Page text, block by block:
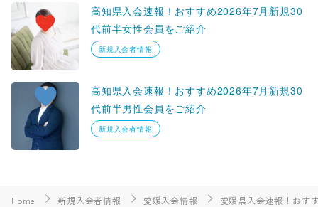
高知県入会速報！おすすめ2026年7月新規30
代前半女性会員をご紹介
新規入会者情報
高知県入会速報！おすすめ2026年7月新規30
代前半男性会員をご紹介
新規入会者情報
Home 新規入会者情報 愛媛入会情報 愛媛県入会速報！おす